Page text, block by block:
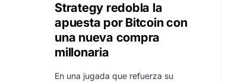
Strategy redobla la
apuesta por Bitcoin con
una nueva compra
millonaria
En una jugada que refuerza su